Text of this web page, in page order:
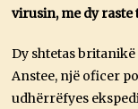
virusin, me dy raste
Dy shtetas
Anstee, një oficer
udhërrëfyes